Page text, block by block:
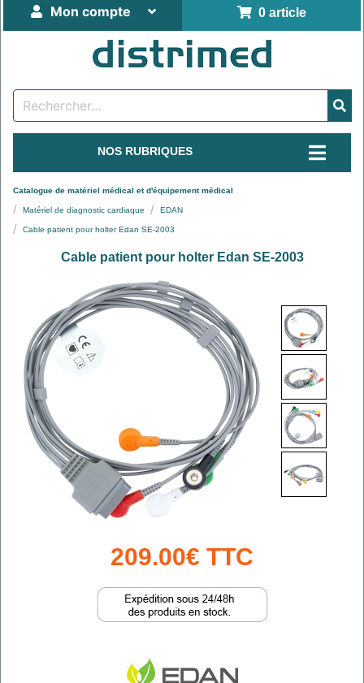
0 article
Mon compte
NOS RUBRIQUES
Catalogue de matériel médical et d'équipement médical
Matériel de diagnostic cardiaque EDAN
Cable patient pour holter Edan SE-2003
Cable patient pour holter Edan SE-2003
209.00€ TTC